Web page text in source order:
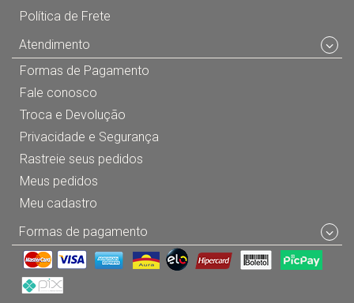
Política de Frete
Atendimento
Formas de Pagamento
Fale conosco
Troca e Devolução
Privacidade e Segurança
Rastreie seus pedidos
Meus pedidos
Meu cadastro
Formas de pagamento